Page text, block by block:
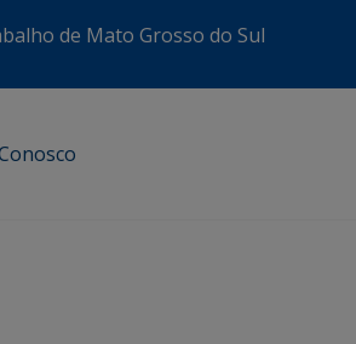
de Mato Grosso do Sul